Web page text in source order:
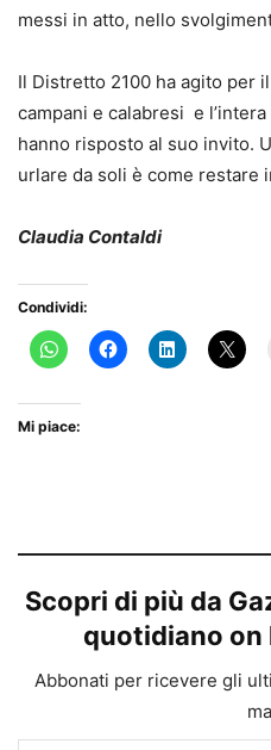
messi in atto, nello
Il Distretto 2100 ha agito per
campani e calabresi e
hanno risposto al suo invito.
urlare da soli è come restare
Claudia Contaldi
Condividi:
Mi piace:
Scopri di più da
quotidiano on
Abbonati per ricevere gli
Digita la tua e-mail...